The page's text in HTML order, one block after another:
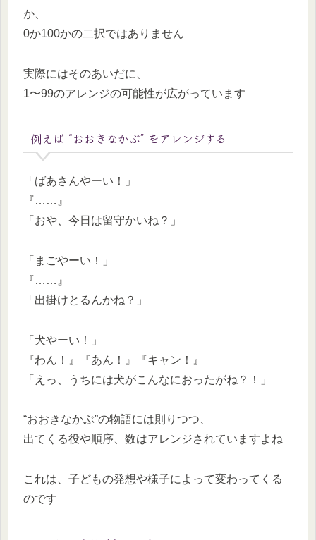
か、
0か100かの二択ではありません
実際にはそのあいだに、
1〜99のアレンジの可能性が広がっています
例えば “おおきなかぶ” をアレンジする
「ばあさんやーい！」
『……』
「おや、今日は留守かいね？」
「まごやーい！」
『……』
「出掛けとるんかね？」
「犬やーい！」
『わん！』『あん！』『キャン！』
「えっ、うちには犬がこんなにおったがね？！」
“おおきなかぶ”の物語には則りつつ、
出てくる役や順序、数はアレンジされていますよね
これは、子どもの発想や様子によって変わってくる
のです